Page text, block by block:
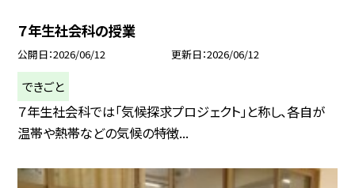
７年生社会科の授業
公開日 2026/06/12 更新日 2026/06/12
できごと
７年生社会科では「気候探求プロジェクト」と称し、各自が
温帯や熱帯などの気候の特徴...